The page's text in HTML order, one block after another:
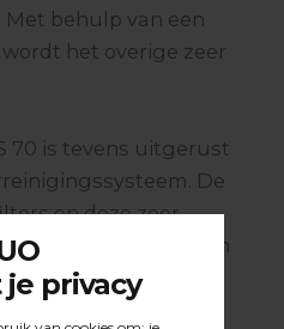
behulp van een
het overige zeer
70 is tevens uitgerust
De
en deze zeer
garanderen een
afgescheiden stof
zaksysteem